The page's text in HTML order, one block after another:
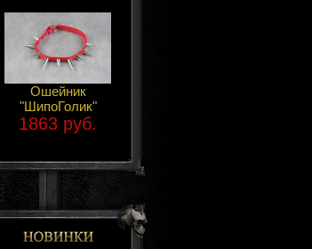
Ошейник
"ШипоГолик"
1863 руб.